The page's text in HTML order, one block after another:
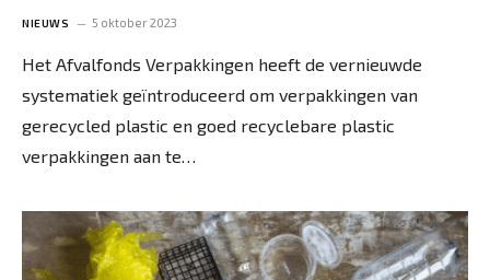
NIEUWS 5 oktober 2023
Het Afvalfonds Verpakkingen heeft de vernieuwde
systematiek geïntroduceerd om verpakkingen van
gerecycled plastic en goed recyclebare plastic
verpakkingen aan te…